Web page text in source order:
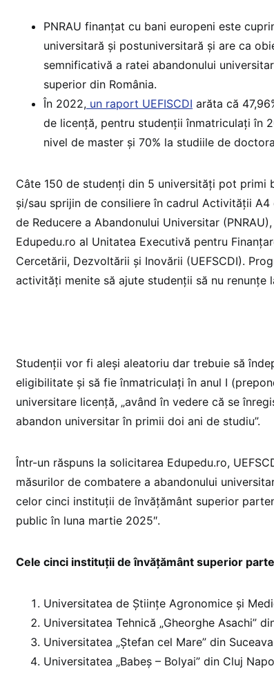
PNRAU finanțat cu bani europeni este
universitară și postuniversitară și are ca
semnificativă a ratei abandonului
superior din România.
În 2022, un raport UEFISCDI arăta că
de licență, pentru studenții înmatriculați în
nivel de master și 70% la studiile de
Câte 150 de studenți din 5 universități pot primi
și/sau sprijin de consiliere în cadrul Activității
de Reducere a Abandonului Universitar
Edupedu.ro al Unitatea Executivă pentru
Cercetării, Dezvoltării şi Inovării (UEFSCDI).
activități menite să ajute studenții să nu renunțe
Studenții vor fi aleși aleatoriu dar trebuie să
eligibilitate și să fie înmatriculați în anul I
universitare licență, „având în vedere că se
abandon universitar în primii doi ani de studiu”.
Într-un răspuns la solicitarea Edupedu.ro,
măsurilor de combatere a abandonului
celor cinci instituții de învățământ superior
public în luna martie 2025″.
Cele cinci instituții de învățământ superior
Universitatea de Științe Agronomice și
Universitatea Tehnică „Gheorghe Asachi”
Universitatea „Ștefan cel Mare” din Suceava
Universitatea „Babeș – Bolyai” din Cluj